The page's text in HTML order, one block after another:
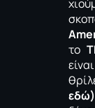
το
εδώ)